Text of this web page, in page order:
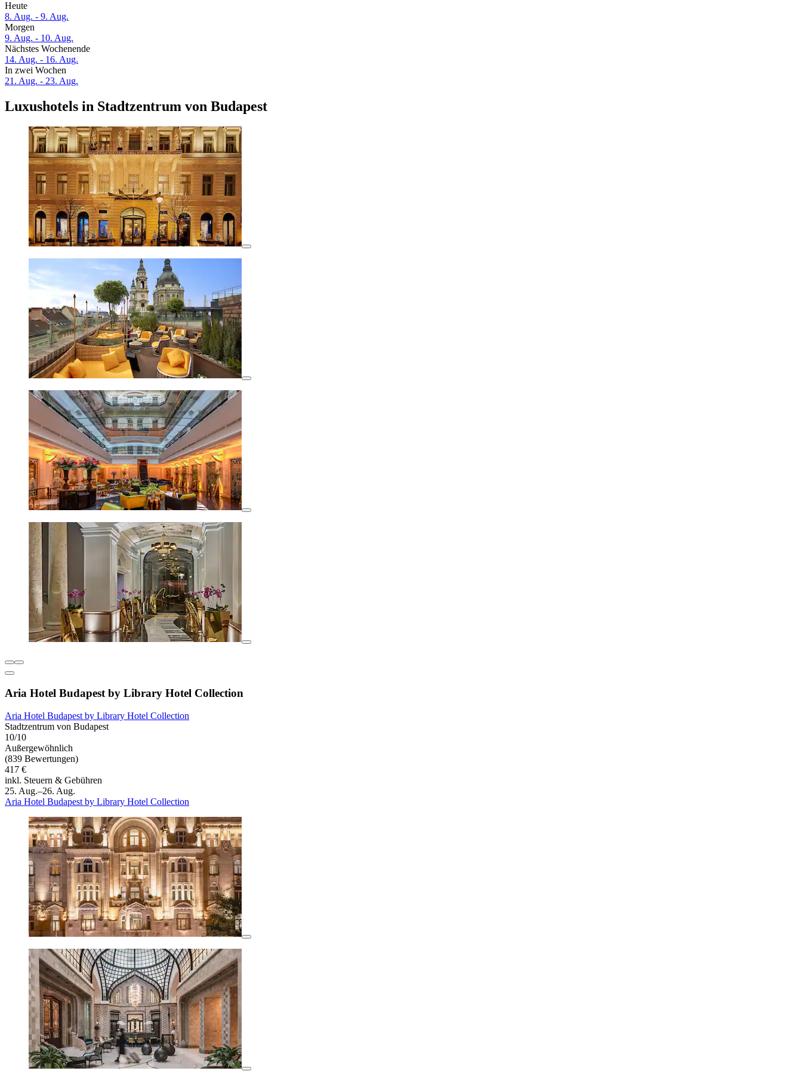
Heute
8. Aug. - 9. Aug.
Morgen
9. Aug. - 10. Aug.
Nächstes Wochenende
14. Aug. - 16. Aug.
In zwei Wochen
21. Aug. - 23. Aug.
Luxushotels in Stadtzentrum von Budapest
Aria Hotel Budapest by Library Hotel Collection
Aria Hotel Budapest by Library Hotel Collection
Stadtzentrum von Budapest
10/10
Außergewöhnlich
(839 Bewertungen)
417 €
inkl. Steuern & Gebühren
25. Aug.–26. Aug.
Aria Hotel Budapest by Library Hotel Collection